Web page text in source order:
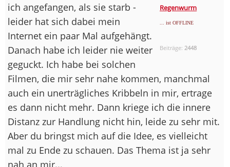
Regenwurm
... ist OFFLINE
Beiträge: 2448
ich angefangen, als sie starb -
leider hat sich dabei mein
Internet ein paar Mal aufgehängt.
Danach habe ich leider nie weiter
geguckt. Ich habe bei solchen
Filmen, die mir sehr nahe kommen, manchmal
auch ein unerträgliches Kribbeln in mir, ertrage
es dann nicht mehr. Dann kriege ich die innere
Distanz zur Handlung nicht hin, leide zu sehr mit.
Aber du bringst mich auf die Idee, es vielleicht
mal zu Ende zu schauen. Das Thema ist ja sehr
nah an mir...